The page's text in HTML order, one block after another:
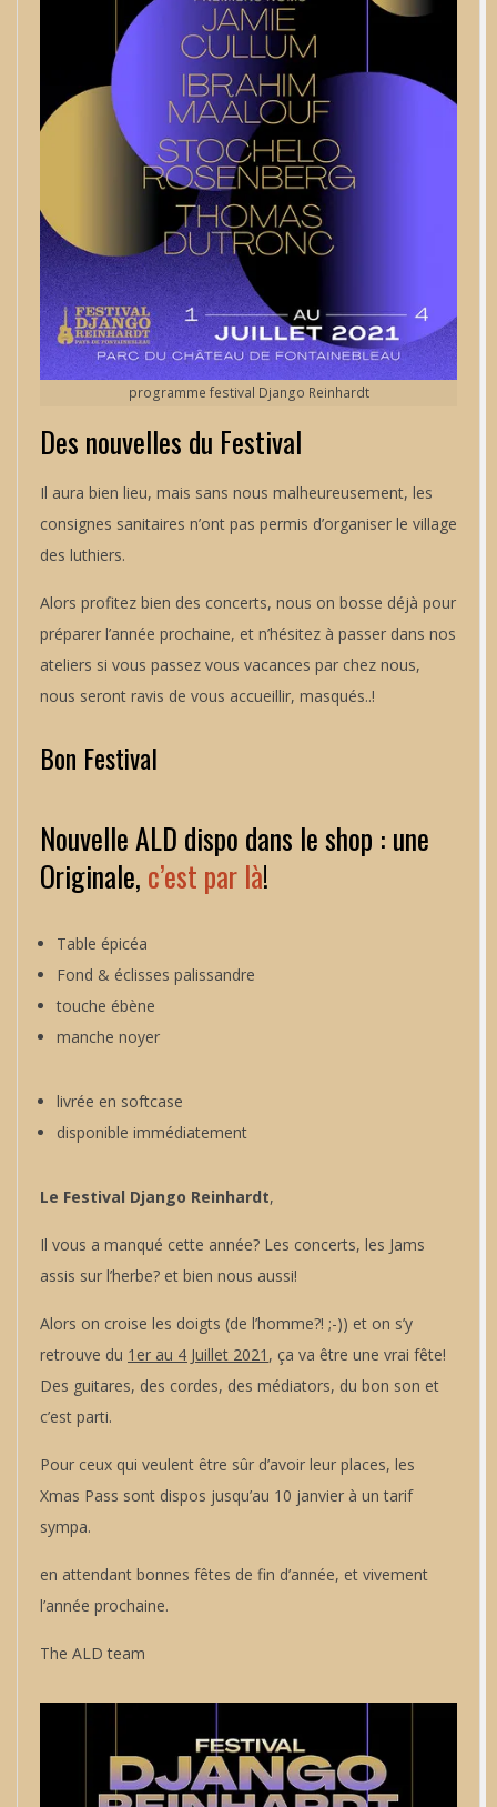
programme festival Django Reinhardt
Des nouvelles du Festival
Il aura bien lieu, mais sans nous malheureusement, les
consignes sanitaires n’ont pas permis d’organiser le village
des luthiers.
Alors profitez bien des concerts, nous on bosse déjà pour
préparer l’année prochaine, et n’hésitez à passer dans nos
ateliers si vous passez vous vacances par chez nous,
nous seront ravis de vous accueillir, masqués..!
Bon Festival
Nouvelle ALD dispo dans le shop : une
Originale, c’est par là!
Table épicéa
Fond & éclisses palissandre
touche ébène
manche noyer
livrée en softcase
disponible immédiatement
Le Festival Django Reinhardt,
Il vous a manqué cette année? Les concerts, les Jams
assis sur l’herbe? et bien nous aussi!
Alors on croise les doigts (de l’homme?! ;-)) et on s’y
retrouve du 1er au 4 Juillet 2021 , ça va être une vrai fête!
Des guitares, des cordes, des médiators, du bon son et
c’est parti.
Pour ceux qui veulent être sûr d’avoir leur places, les
Xmas Pass sont dispos jusqu’au 10 janvier à un tarif
sympa.
en attendant bonnes fêtes de fin d’année, et vivement
l’année prochaine.
The ALD team